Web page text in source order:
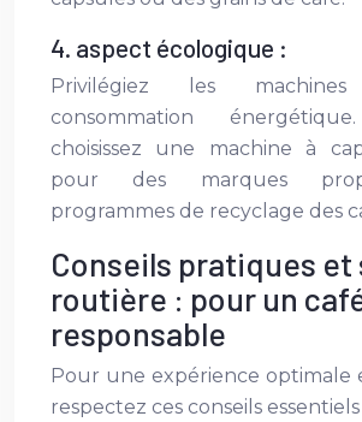
4. aspect écologique :
Privilégiez les
consommation
choisissez une machine à
pour des marques
programmes de recyclage des
Conseils pratiques
routière : pour un
responsable
Pour une expérience optimale
respectez ces conseils essentiels